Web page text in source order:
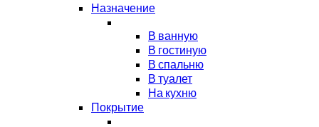
Назначение
В ванную
В гостиную
В спальню
В туалет
На кухню
Покрытие